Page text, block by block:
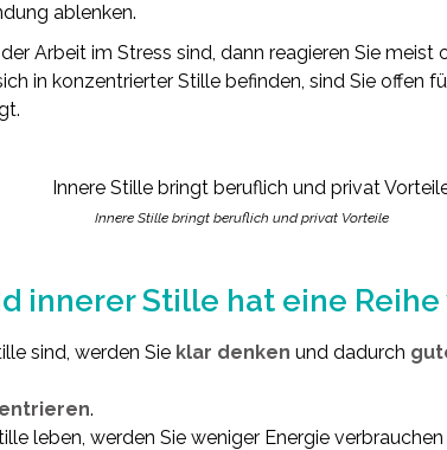
ablenken.
Arbeit im Stress sind, dann reagieren Sie meist
in konzentrierter Stille befinden, sind Sie offen
Innere Stille bringt beruflich und privat Vorteile
innerer Stille hat eine
sind, werden Sie klar denken und dadurch
.
leben, werden Sie weniger Energie